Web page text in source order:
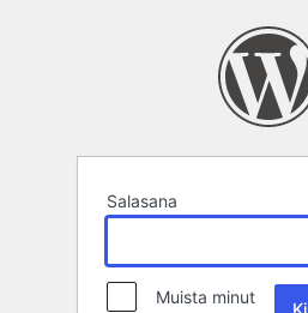
Salasana
Muista minut